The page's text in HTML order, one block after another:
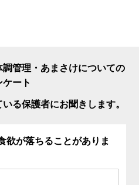
調管理・あまさけについての
ケート
る保護者にお聞きします。
欲が落ちることがありま